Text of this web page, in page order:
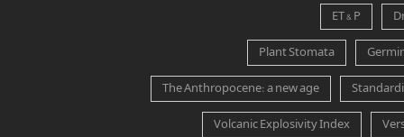
ET & P
Plant Stomata
The Anthropocene: a new age
Volcanic Explosivity Index